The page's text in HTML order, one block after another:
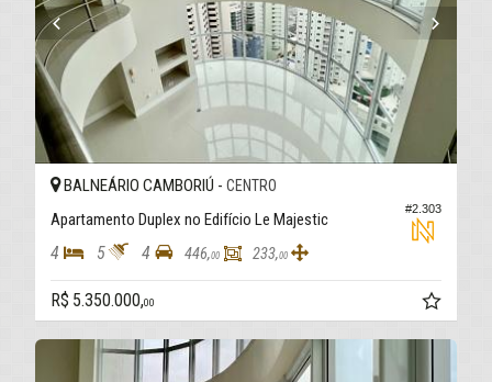
#2.303
BALNEÁRIO CAMBORIÚ - CENTRO
Apartamento Duplex no Edifício Le Majestic
4 5 4 446,00 233,00
R$ 5.350.000,00